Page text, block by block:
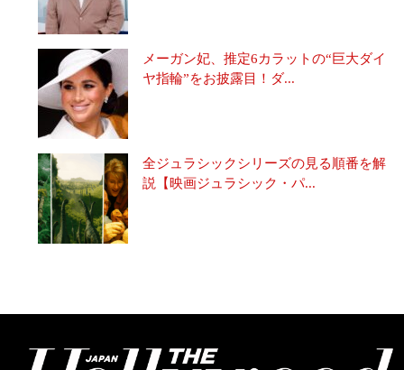
メーガン妃、推定6カラットの“巨大ダイ
ヤ指輪”をお披露目！ダ...
全ジュラシックシリーズの見る順番を解
説【映画ジュラシック・パ...